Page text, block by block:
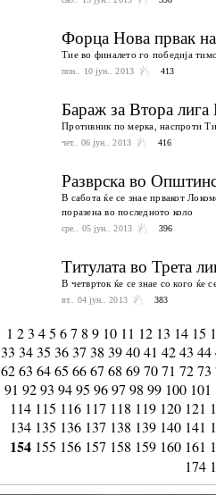
Форца Нова првак
Тие во финалето го победија
пон.. 10 јун.. 2013 413
Бараж за Втора
Противник по мерка, наспроти
чет.. 06 јун.. 2013 416
Разврска во
В сабота ќе се знае првакот
поразена во последното коло
сре.. 05 јун.. 2013 396
Титулата во Трета
В четврток ќе се знае со кого ќе
вт.. 04 јун.. 2013 383
1 23 45 67 8 9 10 11 12 13 14 15
33 3435 3637 38 394041 4243 44
6263 6465 6667 68 697071 7273
91 9293 9495 9697 98 99 100 101
114 115 116 117 118 119 120 121
134 135 136 137 138 139 140 141
154 155 156 157 158 159 160 161
174